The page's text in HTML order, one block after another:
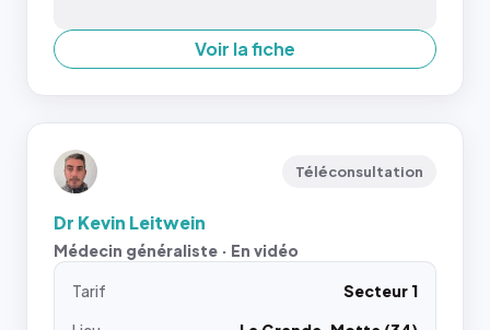
Voir la fiche
Téléconsultation
Dr Kevin Leitwein
Médecin généraliste · En vidéo
Tarif
Secteur 1